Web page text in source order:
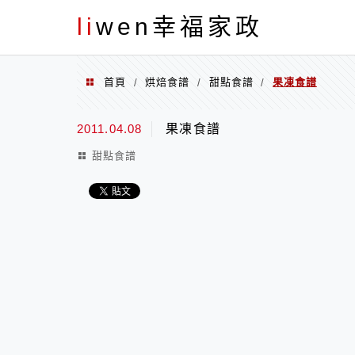
li wen幸福家政
menu
首頁 / 烘焙食譜 / 甜點食譜 / 果凍食譜
2011.04.08 果凍食譜
甜點食譜